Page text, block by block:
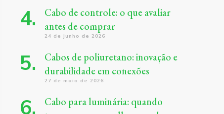
Cabo de controle: o que avaliar
antes de comprar
24 de junho de 2026
Cabos de poliuretano: inovação e
durabilidade em conexões
27 de maio de 2026
Cabo para luminária: quando